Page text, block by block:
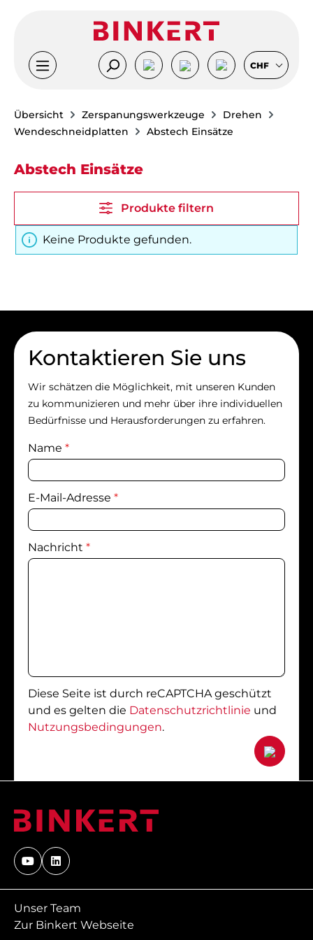
CHF
Übersicht Zerspanungswerkzeuge
Drehen
Wendeschneidplatten
Abstech Einsätze
Abstech Einsätze
Produkte filtern
Keine Produkte gefunden.
Kontaktieren Sie uns
Wir schätzen die Möglichkeit, mit unseren Kunden
zu kommunizieren und mehr über ihre individuellen
Bedürfnisse und Herausforderungen zu erfahren.
Name *
E-Mail-Adresse *
Nachricht *
Diese Seite ist durch reCAPTCHA geschützt
und es gelten die Datenschutzrichtlinie und
Nutzungsbedingungen.
Unser Team
Zur Binkert Webseite